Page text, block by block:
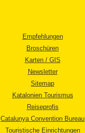
Empfehlungen
Broschüren
Karten / GIS
Newsletter
Sitemap
Katalonien Tourismus
Reiseprofis
Catalunya Convention Bureau
Touristische Einrichtungen